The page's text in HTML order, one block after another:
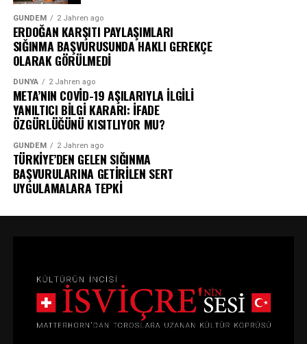
GÜNDEM 2 Jahren ago
ERDOĞAN KARŞITI PAYLAŞIMLARI
SIĞINMA BAŞVURUSUNDA HAKLI GEREKÇE
OLARAK GÖRÜLMEDİ
DÜNYA 2 Jahren ago
META’NIN COVİD-19 AŞILARIYLA İLGİLİ
YANILTICI BİLGİ KARARI: İFADE
ÖZGÜRLÜĞÜNÜ KISITLIYOR MU?
GÜNDEM 2 Jahren ago
TÜRKİYE’DEN GELEN SIĞINMA
BAŞVURULARINA GETİRİLEN SERT
UYGULAMALARA TEPKİ